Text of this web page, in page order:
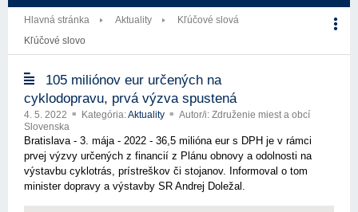
Hlavná stránka Aktuality
Kľúčové slová
Kľúčové slovo
105 miliónov eur určených na
cyklodopravu, prvá výzva spustená
4. 5. 2022 Kategória:Aktuality
Autor/i: Združenie miest a obcí
Slovenska
Bratislava - 3. mája - 2022 - 36,5 milióna eur s DPH je v rámci
prvej výzvy určených z financií z Plánu obnovy a odolnosti na
výstavbu cyklotrás, prístreškov či stojanov. Informoval o tom
minister dopravy a výstavby SR Andrej Doležal.